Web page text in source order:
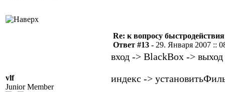
vlf
Junior Member
Re: к вопросу
Ответ #13 - 29. Января 2007 ::
вход -> BlackBox -> выход
индекс ->